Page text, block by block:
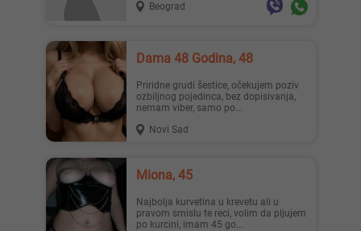
Beograd
Dama 48 Godina, 48
Priridne grudi šestice, očekujem poziv
ozbiljnog pojedinca, bez dopisivanja,
nemam viber, samo po...
Novi Sad
Miona, 45
Najbolja kurvetina u krevetu ali u
pravom smislu te reci, volim da pljujem
po kurcini, imam 45 go...